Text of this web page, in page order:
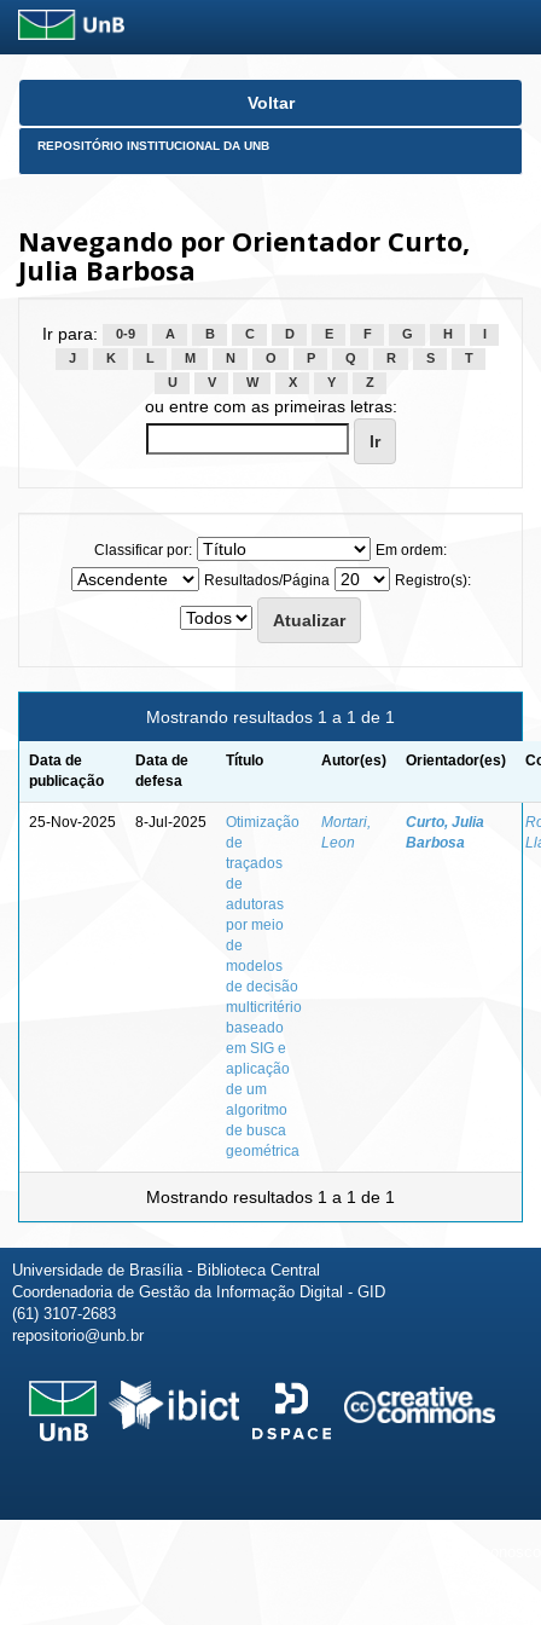
Skip
Voltar
REPOSITÓRIO INSTITUCIONAL DA UNB
Navegando por Orientador Curto,
Julia Barbosa
Ir para: 0-9 A B C D E F G H
J
K L M N O P Q R S
T
U
V W X Y Z
ou entre com as primeiras letras:
Classificar por:
Em ordem:
Resultados/Página
Registro(s):
Mostrando resultados 1 a 1 de 1
Data de
publicação
Data de
defesa
Título Autor(es) Orientador(es)
25-Nov-2025 8-Jul-2025
Otimização
de
traçados
de
adutoras
por meio
de
modelos
de decisão
multicritério
baseado
em SIG e
aplicação
de um
algoritmo
de busca
geométrica
Mortari,
Leon
Curto, Julia
Barbosa
Mostrando resultados 1 a 1 de 1
Universidade de Brasília - Biblioteca Central
Coordenadoria de Gestão da Informação Digital - GID
(61) 3107-2683
repositorio@unb.br